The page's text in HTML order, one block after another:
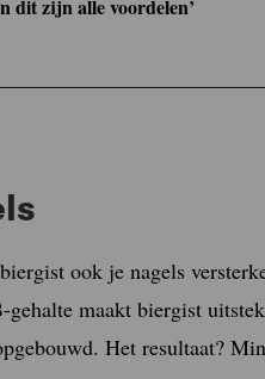
dit zijn alle voordelen’
ook je nagels
maakt biergist
Het resultaat?